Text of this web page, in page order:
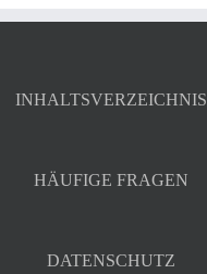
INHALTSVERZEICHNIS
HÄUFIGE FRAGEN
DATENSCHUTZ